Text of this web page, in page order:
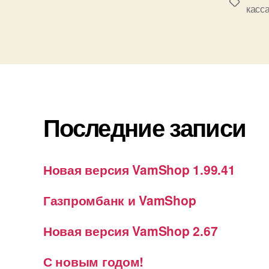
Последние записи
Новая версия VamShop 1.99.41
Газпромбанк и VamShop
Новая версия VamShop 2.67
С новым годом!